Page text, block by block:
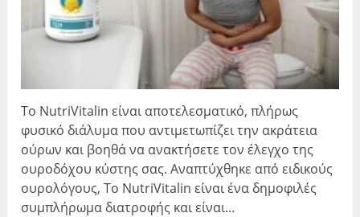
Το NutriVitalin είναι αποτελεσματικό, πλήρως
φυσικό διάλυμα που αντιμετωπίζει την ακράτεια
ούρων και βοηθά να ανακτήσετε τον έλεγχο της
ουροδόχου κύστης σας. Αναπτύχθηκε από ειδικούς
ουρολόγους, Το NutriVitalin είναι ένα δημοφιλές
συμπλήρωμα διατροφής και είναι…